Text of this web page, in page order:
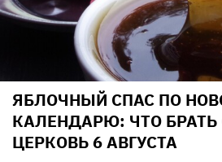
ЯБЛОЧНЫЙ СПАС ПО
КАЛЕНДАРЮ: ЧТО БРАТЬ
ЦЕРКОВЬ 6 АВГУСТА